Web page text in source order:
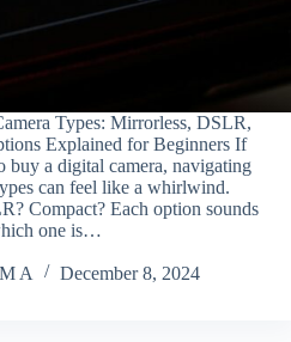
Types: Mirrorless, DSLR,
Explained for Beginners If
buy a digital camera, navigating
can feel like a whirlwind.
Compact? Each option sounds
one is…
A December 8, 2024